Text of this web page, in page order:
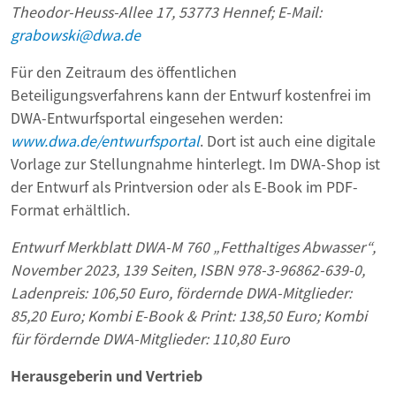
Theodor-Heuss-Allee 17, 53773 Hennef; E-Mail:
grabowski@dwa.de
Für den Zeitraum des öffentlichen
Beteiligungsverfahrens kann der Entwurf kostenfrei im
DWA-Entwurfsportal eingesehen werden:
www.dwa.de/entwurfsportal. Dort ist auch eine digitale
Vorlage zur Stellungnahme hinterlegt. Im DWA-Shop ist
der Entwurf als Printversion oder als E-Book im PDF-
Format erhältlich.
Entwurf Merkblatt DWA-M 760 „Fetthaltiges Abwasser“,
November 2023, 139 Seiten, ISBN 978-3-96862-639-0,
Ladenpreis: 106,50 Euro, fördernde DWA-Mitglieder:
85,20 Euro; Kombi E-Book & Print: 138,50 Euro; Kombi
für fördernde DWA-Mitglieder: 110,80 Euro
Herausgeberin und Vertrieb